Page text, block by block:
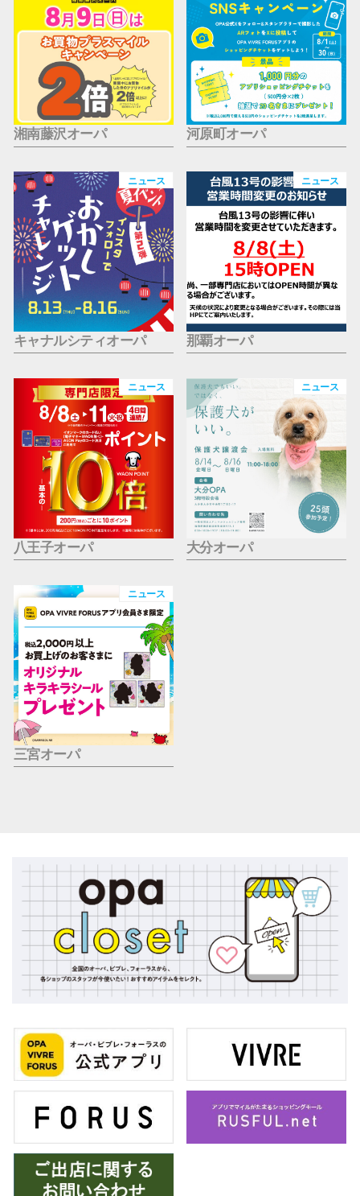
湘南藤沢オーパ 河原町オーパ
ニュース
キャナルシティオーパ
ニュース
那覇オーパ
ニュース
八王子オーパ
ニュース
大分オーパ
ニュース
三宮オーパ